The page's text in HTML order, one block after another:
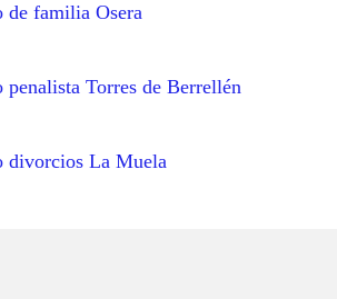
de familia Osera
penalista Torres de Berrellén
divorcios La Muela